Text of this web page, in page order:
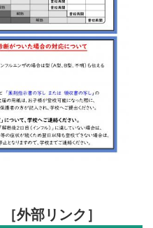
部リンク］